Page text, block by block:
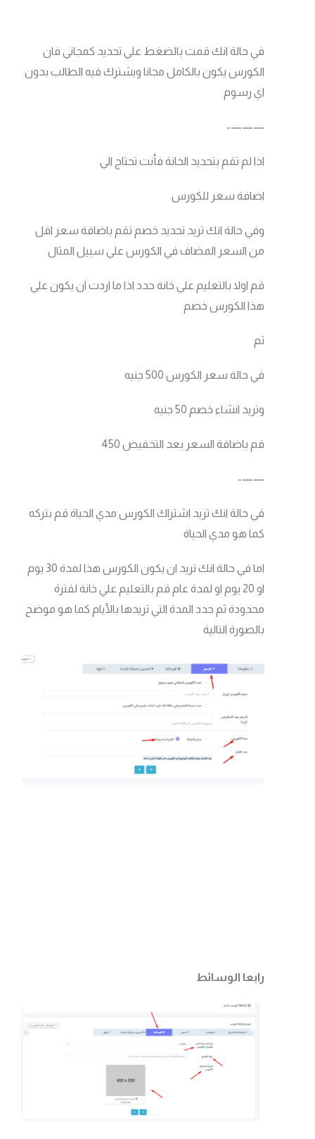
في حالة انك قمت بالضغط علي تحديد كمجاني فان
الكورس يكون بالكامل مجانا ويشترك فيه الطالب بدون
اي رسوم
———-
اذا لم تقم بتحديد الخانة فأنت تحتاج الي
اضافة سعر للكورس
وفي حالة انك تريد تحديد خصم تقم باضافة سعر اقل
من السعر المضاف في الكورس علي سبيل المثال
قم اولا بالتعليم علي خانة حدد اذا ما اردت ان يكون علي
هذا الكورس خصم
ثم
في حالة سعر الكورس 500 جنيه
وتريد انشاء خصم 50 جنيه
قم باضافة السعر بعد التخفيض 450
——-
في حالة انك تريد اشتراك الكورس مدي الحياة قم بتركه
كما هو مدي الحياة
اما في حالة انك تريد ان يكون الكورس هذا لمدة 30 يوم
او 20 يوم او لمدة عام قم بالتعليم علي خانة لفترة
محدودة ثم حدد المدة التي تريدها بالأيام كما هو موضح
بالصورة التالية
رابعا الوسائط